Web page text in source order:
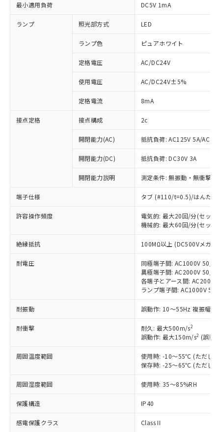
最小適用負荷 DC5V 1mA
ランプ 照光部方式 LED
ランプ色 ピュアホワイト
定格電圧 AC/DC24V
使用電圧 AC/DC24V±5%
定格電流 8mA
接点定格 接点構成 2c
開閉能力(AC) 抵抗負荷: AC125V 5A/
開閉能力(DC) 抵抗負荷: DC30V 3A
開閉能力説明 測定条件: 無振動・無衝撃
端子仕様 タブ (#110/t=0.5)/はんだづ
許容操作頻度
電気的: 最大20回/分(セット
機械的: 最大60回/分(セット
絶縁抵抗 100MΩ以上 (DC500Vメガ)
耐電圧
同極端子間: AC1000V 50/
異極端子間: AC2000V 50/
各端子とアース間:
ランプ端子間: AC1000V
耐振動 誤動作: 10～55Hz 複振幅
耐衝撃 耐久: 最大500m/s2
誤動作: 最大150m/s2 (誤動
周囲温度範囲
使用時: -10～55℃ (ただし
保存時: -25～65℃ (ただし
周囲湿度範囲 使用時: 35～85%RH
保護構造 IP40
感電保護クラス Class II
以下の条件をお読みいただき、同意のうえ
本サービスは、当社制御機器事業取扱
商品の当社在庫状況および標準価格
(税抜)を提供させていただくもので
当社制御機器事業取扱商品の中には、
本サービスの対象外となる商品もある
在庫状況および標準価格照会結果は、
記載している更新日時点での社内デー
タに基づき作成されるものであり、閲
覧された時点での実際の在庫および標
※1 対応状況
対応済み：EU RoHS指令（10物質）の
非含有に対応した製品が提供可能な商品で
す。
対応予定：EU RoHS指令（10物質）の非含
有に対応した製品に切り替える予定のある
対応予定なし：EU RoHS指令（10物質）の
調査・確認中：EU RoHS指令（10物質）の
非含有の対応状況を調査中または確認中の
非該当品：ライセンス料など無形物で、有
害物質有無と関係のない商品です。
仕入先様の事情により、非含有部品として
いたものが、含有品と判明した場合などや
むを得ず変更することがあります。
ミウム(Cd) 100ppm以下、
「○」：最大均質材料含有率が中国RoHSの
基準値以下であることを示します。
「×」：最大均質材料含有率が中国RoHSの
基準値を超えていることを示します。
「－」：未確認です。当社販売部門へお問
*中国RoHS10物質の基準値 (GB/T26572)：
Pb(鉛) :1000ppm、 Hg(水銀) : 1000ppm、 Cd(カドミウ
当社は、これら貴社製品のうち、外国
為替および外国貿易法に定める商品
（以下｢規制貨物等」という）を輸出
または国外への提供する場合は、日本
国政府の輸出許可(または役務取引許
号